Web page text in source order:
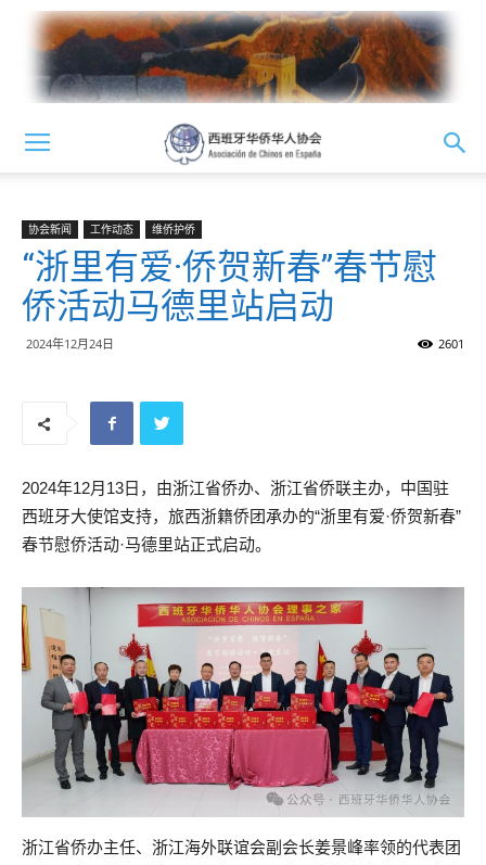
协会新闻 工作动态 维侨护侨
“浙里有爱·侨贺新春”春节慰
侨活动马德里站启动
2024年12月24日 2601
2024年12月13日，由浙江省侨办、浙江省侨联主办，中国驻
西班牙大使馆支持，旅西浙籍侨团承办的“浙里有爱·侨贺新春”
春节慰侨活动·马德里站正式启动。
浙江省侨办主任、浙江海外联谊会副会长姜景峰率领的代表团